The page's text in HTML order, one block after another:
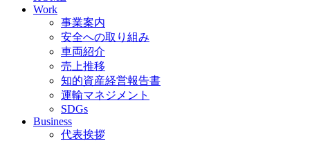
Work
事業案内
安全への取り組み
車両紹介
売上推移
知的資産経営報告書
運輸マネジメント
SDGs
Business
代表挨拶